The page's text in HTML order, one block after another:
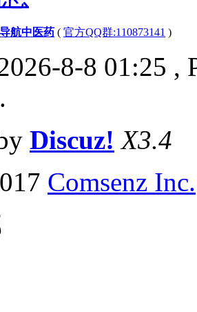
导航中医药 ( 官方QQ群:110873141 )
8-8 01:25 ,
Discuz! X3.4
Comsenz Inc.